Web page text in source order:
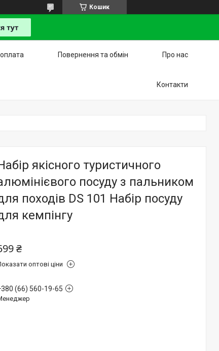
Кошик
Повернення та обмін Про нас
Контакти
якісного туристичного
посуду з пальником
походів DS 101 Набір посуду
кемпінгу
₴
оптові ціни
(66) 560-19-65